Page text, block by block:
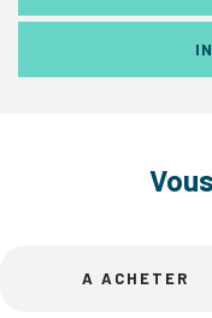
A ACHETER